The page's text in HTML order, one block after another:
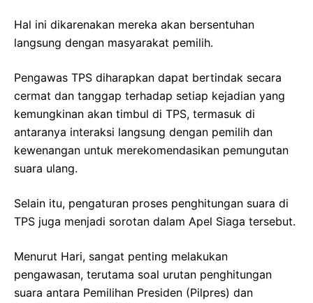
Hal ini dikarenakan mereka akan bersentuhan
langsung dengan masyarakat pemilih.
Pengawas TPS diharapkan dapat bertindak secara
cermat dan tanggap terhadap setiap kejadian yang
kemungkinan akan timbul di TPS, termasuk di
antaranya interaksi langsung dengan pemilih dan
kewenangan untuk merekomendasikan pemungutan
suara ulang.
Selain itu, pengaturan proses penghitungan suara di
TPS juga menjadi sorotan dalam Apel Siaga tersebut.
Menurut Hari, sangat penting melakukan
pengawasan, terutama soal urutan penghitungan
suara antara Pemilihan Presiden (Pilpres) dan